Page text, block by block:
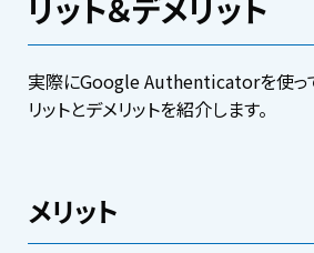
リット＆デメリット
実際にGoogle Authenticatorを使っ
リットとデメリットを紹介します。
メリット